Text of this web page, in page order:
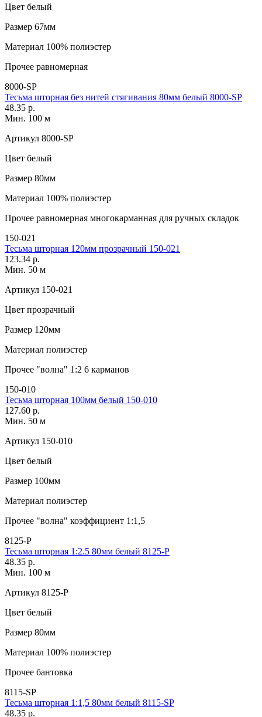
Цвет белый
Размер 67мм
Материал 100% полиэстер
Прочее равномерная
8000-SP
Тесьма шторная без нитей стягивания 80мм белый 8000-SP
48.35 р.
Мин. 100 м
Артикул 8000-SP
Цвет белый
Размер 80мм
Материал 100% полиэстер
Прочее равномерная многокарманная для ручных складок
150-021
Тесьма шторная 120мм прозрачный 150-021
123.34 р.
Мин. 50 м
Артикул 150-021
Цвет прозрачный
Размер 120мм
Материал полиэстер
Прочее "волна" 1:2 6 карманов
150-010
Тесьма шторная 100мм белый 150-010
127.60 р.
Мин. 50 м
Артикул 150-010
Цвет белый
Размер 100мм
Материал полиэстер
Прочее "волна" коэффициент 1:1,5
8125-P
Тесьма шторная 1:2.5 80мм белый 8125-P
48.35 р.
Мин. 100 м
Артикул 8125-P
Цвет белый
Размер 80мм
Материал 100% полиэстер
Прочее бантовка
8115-SP
Тесьма шторная 1:1,5 80мм белый 8115-SP
48.35 р.